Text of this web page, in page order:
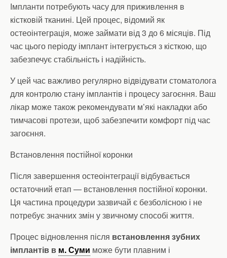
Імпланти потребують часу для приживлення в
кістковій тканині. Цей процес, відомий як
остеоінтеграція, може займати від 3 до 6 місяців. Під
час цього періоду імплант інтегрується з кісткою, що
забезпечує стабільність і надійність.
У цей час важливо регулярно відвідувати стоматолога
для контролю стану імплантів і процесу загоєння. Ваш
лікар може також рекомендувати м’які накладки або
тимчасові протези, щоб забезпечити комфорт під час
загоєння.
Встановлення постійної коронки
Після завершення остеоінтеграції відбувається
остаточний етап — встановлення постійної коронки.
Ця частина процедури зазвичай є безболісною і не
потребує значних змін у звичному способі життя.
Процес відновлення після встановлення зубних
імплантів в м. Суми може бути плавним і